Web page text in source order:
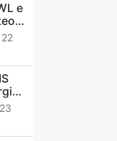
e
22
23